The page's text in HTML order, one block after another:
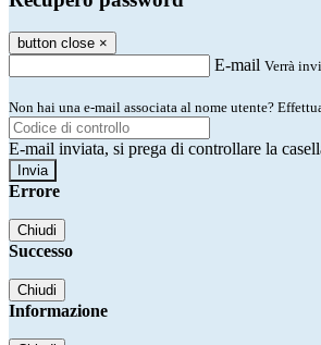
button close ×
E-mail Verrà
Non hai una e-mail associata al nome utente?
E-mail inviata, si prega di controllare la
Errore
Chiudi
Successo
Chiudi
Informazione